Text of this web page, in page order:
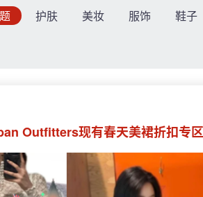
护肤 美妆 服饰 鞋子
Outfitters现有春天美裙折扣专区